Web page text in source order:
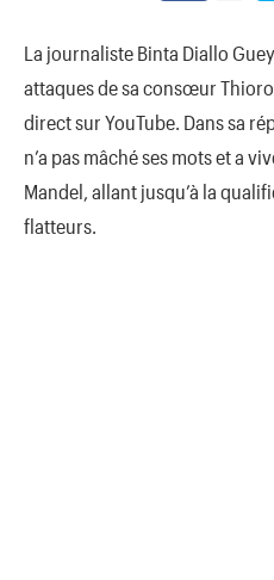
La journaliste Binta Diallo
attaques de sa consœur
direct sur YouTube. Dans sa
n’a pas mâché ses mots et a
Mandel, allant jusqu’à la
flatteurs.